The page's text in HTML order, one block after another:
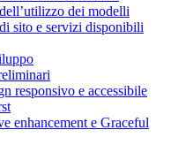
dei modelli
sito e servizi disponibili
responsivo e accessibile
enhancement e Graceful